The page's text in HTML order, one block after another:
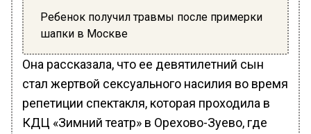
Ребенок получил травмы после примерки
шапки в Москве
Она рассказала, что ее девятилетний сын
стал жертвой сексуального насилия во время
репетиции спектакля, которая проходила в
КДЦ «Зимний театр» в Орехово-Зуево, где